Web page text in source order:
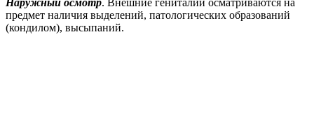
Наружный осмотр. Внешние гениталии осматриваются на
предмет наличия выделений, патологических образований
(кондилом), высыпаний.